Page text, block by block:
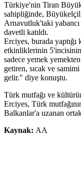
Türkiye'nin Tiran
sahipliğinde,
Arnavutluk'taki yabancı
davetli katıldı.
Erciyes, burada
etkinliklerinin
sadece yemek
getiren, sıcak ve
gelir." diye konuştu.
Türk mutfağı ve
Erciyes, Türk
Balkanlar'a uzanan
Kaynak: AA